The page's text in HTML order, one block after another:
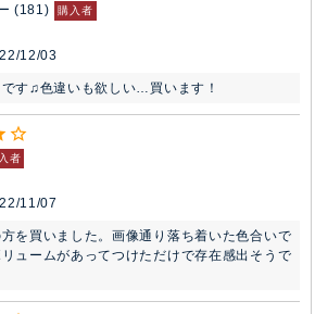
181 購入者
12/03
す♫色違いも欲しい…買います！
者
11/07
を買いました。画像通り落ち着いた色合いで
ュームがあってつけただけで存在感出そうで